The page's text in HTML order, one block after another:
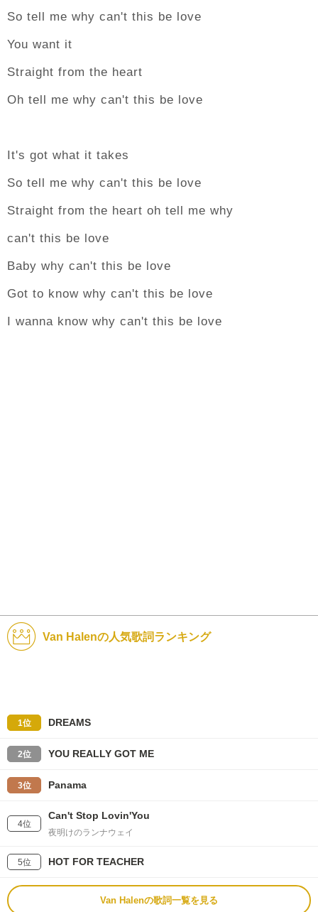
So tell me why can't this be love
You want it
Straight from the heart
Oh tell me why can't this be love
It's got what it takes
So tell me why can't this be love
Straight from the heart oh tell me why
can't this be love
Baby why can't this be love
Got to know why can't this be love
I wanna know why can't this be love
Van Halenの人気歌詞ランキング
1位 DREAMS
2位 YOU REALLY GOT ME
3位 Panama
4位
Can't Stop Lovin'You
夜明けのランナウェイ
5位 HOT FOR TEACHER
Van Halenの歌詞一覧を見る